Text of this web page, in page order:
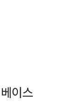
이스